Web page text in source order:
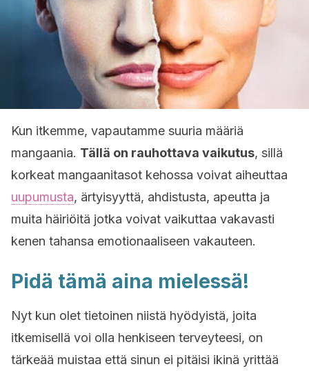
Kun itkemme, vapautamme suuria määriä
mangaania. Tällä on rauhottava vaikutus, sillä
korkeat mangaanitasot kehossa voivat aiheuttaa
uupumusta, ärtyisyyttä, ahdistusta, apeutta ja
muita häiriöitä jotka voivat vaikuttaa vakavasti
kenen tahansa emotionaaliseen vakauteen.
Pidä tämä aina mielessä!
Nyt kun olet tietoinen niistä hyödyistä, joita
itkemisellä voi olla henkiseen terveyteesi, on
tärkeää muistaa että sinun ei pitäisi ikinä yrittää